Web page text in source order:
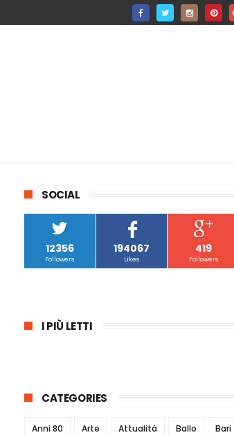
SOCIAL
12356
Followers
194067
Likes
419
Followers
I PIÙ LETTI
CATEGORIES
Anni 80 Arte Attualità Ballo Bari